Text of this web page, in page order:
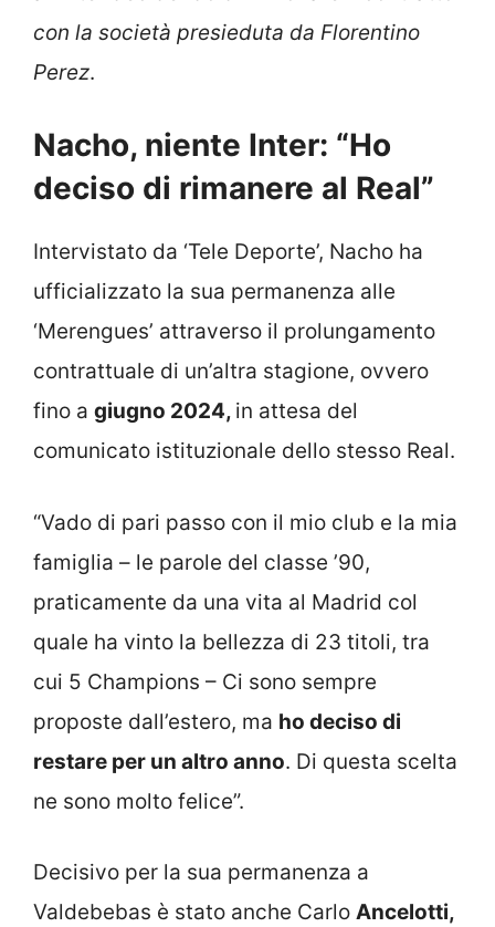
con la società presieduta da Florentino
Perez.
Nacho, niente Inter: “Ho
deciso di rimanere al Real”
Intervistato da ‘Tele Deporte’, Nacho ha
ufficializzato la sua permanenza alle
‘Merengues’ attraverso il prolungamento
contrattuale di un’altra stagione, ovvero
fino a giugno 2024, in attesa del
comunicato istituzionale dello stesso Real.
“Vado di pari passo con il mio club e la mia
famiglia – le parole del classe ’90,
praticamente da una vita al Madrid col
quale ha vinto la bellezza di 23 titoli, tra
cui 5 Champions – Ci sono sempre
proposte dall’estero, ma ho deciso di
restare per un altro anno. Di questa scelta
ne sono molto felice”.
Decisivo per la sua permanenza a
Valdebebas è stato anche Carlo Ancelotti,